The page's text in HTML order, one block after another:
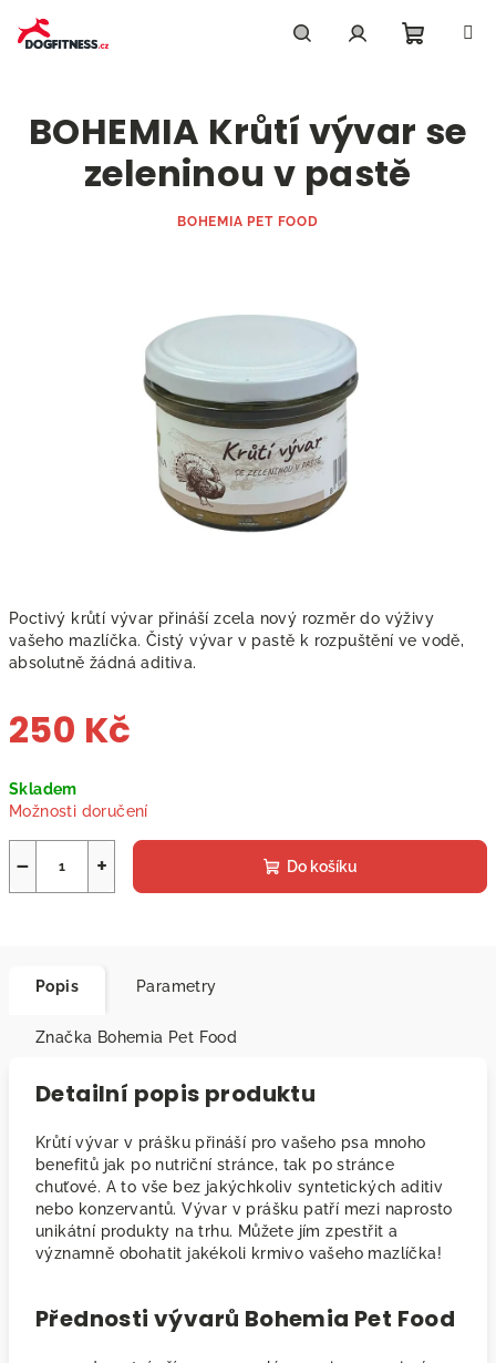
obsah
košík
Poctivý krůtí vývar přináší zcela nový rozměr do výživy
vašeho mazlíčka. Čistý vývar v pastě k rozpuštění ve vodě,
absolutně žádná aditiva.
250 Kč
cena:
Skladem
Možnosti doručení
+
− Do košíku
BOHEMIA Krůtí vývar se
zeleninou v pastě
BOHEMIA PET FOOD
Popis Parametry
Značka Bohemia Pet Food
Detailní popis produktu
Krůtí vývar v prášku přináší pro vašeho psa mnoho
benefitů jak po nutriční stránce, tak po stránce
chuťové. A to vše bez jakýchkoliv syntetických aditiv
nebo konzervantů. Vývar v prášku patří mezi naprosto
unikátní produkty na trhu. Můžete jím zpestřit a
významně obohatit jakékoli krmivo vašeho mazlíčka!
Přednosti vývarů Bohemia Pet Food